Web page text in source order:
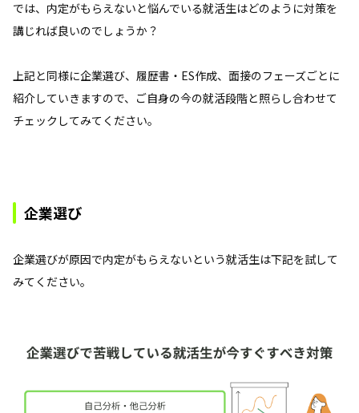
では、内定がもらえないと悩んでいる就活生はどのように対策を
講じれば良いのでしょうか？
上記と同様に企業選び、履歴書・ES作成、面接のフェーズごとに
紹介していきますので、ご自身の今の就活段階と照らし合わせて
チェックしてみてください。
企業選び
企業選びが原因で内定がもらえないという就活生は下記を試して
みてください。